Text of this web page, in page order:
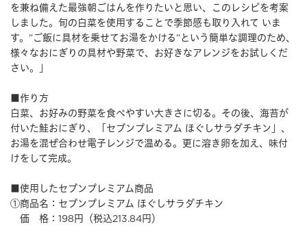
を兼ね備えた最強朝ごはんを作りたいと思い、このレシピを考案
しました。旬の白菜を使用することで季節感も取り入れて いま
す。”ご飯に具材を乗せてお湯をかける”という簡単な調理のため、
様々なおにぎりの具材や野菜で、お好きなアレンジをお試しくだ
さい。」
■作り方
白菜、お好みの野菜を食べやすい大きさに切る。その後、海苔が
付いた鮭おにぎり、「セブンプレミアム ほぐしサラダチキン」、
お湯を混ぜ合わせ電子レンジで温める。更に溶き卵を加え、味付
けをして完成。
■使用したセブンプレミアム商品
①商品名：セブンプレミアム ほぐしサラダチキン
価 格：198円（税込213.84円）